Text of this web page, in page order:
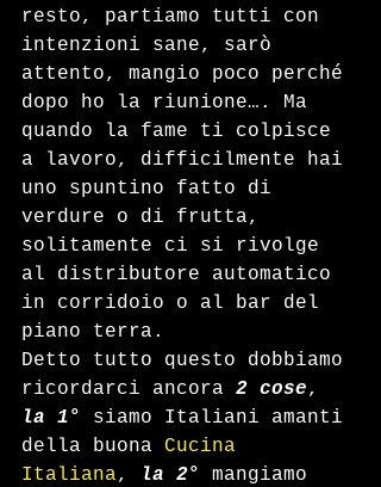
resto, partiamo tutti con
intenzioni sane, sarò
attento, mangio poco perché
dopo ho la riunione…. Ma
quando la fame ti colpisce
a lavoro, difficilmente hai
uno spuntino fatto di
verdure o di frutta,
solitamente ci si rivolge
al distributore automatico
in corridoio o al bar del
piano terra.
Detto tutto questo dobbiamo
ricordarci ancora 2 cose,
la 1°
siamo Italiani amanti
della buona Cucina
Italiana, la 2°
mangiamo